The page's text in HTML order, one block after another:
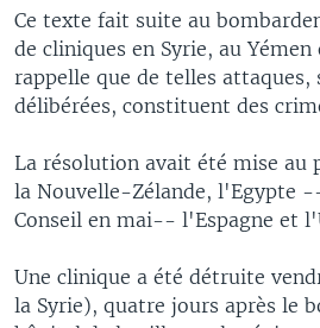
Ce texte fait suite au
de cliniques en Syrie, au
rappelle que de telles attaques,
délibérées, constituent des
La résolution avait été mise
la Nouvelle-Zélande, l'Egypte
Conseil en mai-- l'Espagne et
Une clinique a été détruite
la Syrie), quatre jours après le